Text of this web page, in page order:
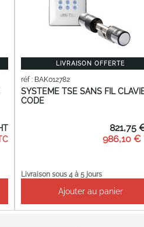
LIVRAISON OFFERTE
SYSTEME TSE SANS FIL
CODE
réf : BAK012782
986,10 €
821,75
Livraison sous 4 à 5 jours
Ajouter au panier